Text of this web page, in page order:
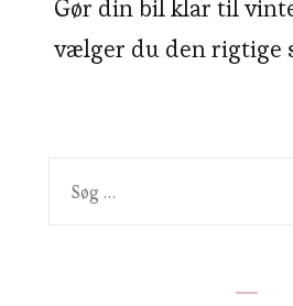
Gør din bil klar til
vælger du den rigtige
efter: